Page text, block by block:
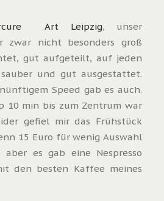
Art Leipzig, unser
zwar nicht besonders groß
gut aufgeteilt, auf jeden
und gut ausgestattet.
Speed gab es auch.
10 min bis zum Zentrum war
gefiel mir das Frühstück
15 Euro für wenig Auswahl
es gab eine Nespresso
den besten Kaffee meines